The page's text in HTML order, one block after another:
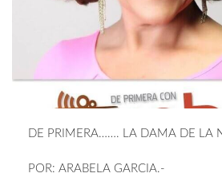
DE PRIMERA……. LA DAMA DE LA
POR: ARABELA GARCIA.-